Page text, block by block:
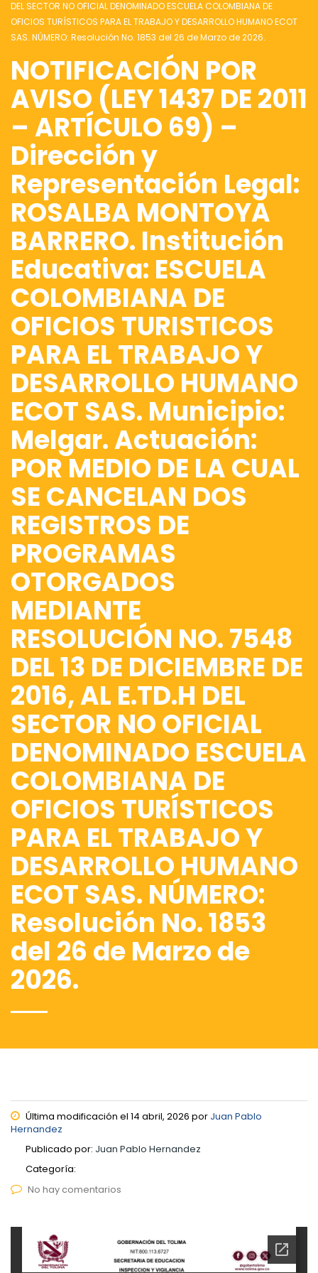
DEL SECTOR NO OFICIAL DENOMINADO ESCUELA COLOMBIANA DE
OFICIOS TURÍSTICOS PARA EL TRABAJO Y DESARROLLO HUMANO ECOT
SAS. NÚMERO: Resolución No. 1853 del 26 de Marzo de 2026.
NOTIFICACIÓN POR
AVISO (LEY 1437 DE 2011
– ARTÍCULO 69) –
Dirección y
Representación Legal:
ROSALBA MONTOYA
BARRERO. Institución
Educativa: ESCUELA
COLOMBIANA DE
OFICIOS TURISTICOS
PARA EL TRABAJO Y
DESARROLLO HUMANO
ECOT SAS. Municipio:
Melgar. Actuación:
POR MEDIO DE LA CUAL
SE CANCELAN DOS
REGISTROS DE
PROGRAMAS
OTORGADOS
MEDIANTE
RESOLUCIÓN NO. 7548
DEL 13 DE DICIEMBRE DE
2016, AL E.TD.H DEL
SECTOR NO OFICIAL
DENOMINADO ESCUELA
COLOMBIANA DE
OFICIOS TURÍSTICOS
PARA EL TRABAJO Y
DESARROLLO HUMANO
ECOT SAS. NÚMERO:
Resolución No. 1853
del 26 de Marzo de
2026.
Última modificación el 14 abril, 2026 por Juan Pablo
Hernandez
Publicado por: Juan Pablo Hernandez
Categoría:
No hay comentarios